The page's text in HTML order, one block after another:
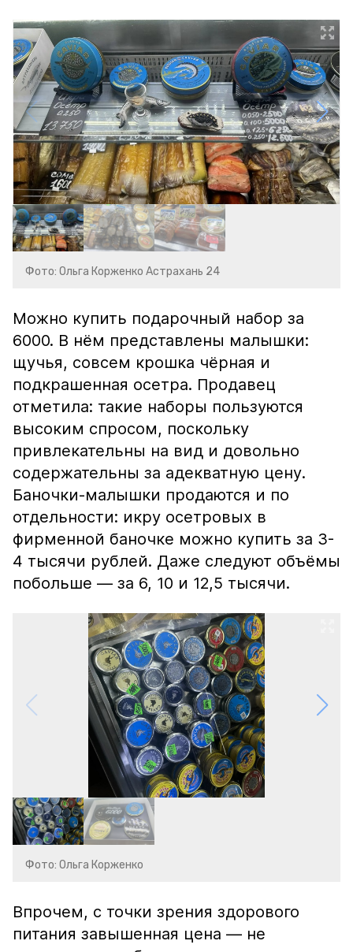
Фото: Ольга Корженко Астрахань 24
Можно купить подарочный набор за
6000. В нём представлены малышки:
щучья, совсем крошка чёрная и
подкрашенная осетра. Продавец
отметила: такие наборы пользуются
высоким спросом, поскольку
привлекательны на вид и довольно
содержательны за адекватную цену.
Баночки-малышки продаются и по
отдельности: икру осетровых в
фирменной баночке можно купить за 3-
4 тысячи рублей. Даже следуют объёмы
побольше — за 6, 10 и 12,5 тысячи.
Фото: Ольга Корженко
Впрочем, с точки зрения здорового
питания завышенная цена — не